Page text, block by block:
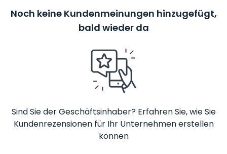
Noch keine Kundenmeinungen hinzugefügt,
bald wieder da
Sind Sie der Geschäftsinhaber? Erfahren Sie, wie Sie
Kundenrezensionen für Ihr Unternehmen erstellen
können